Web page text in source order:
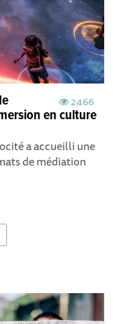
2466
en culture
a accueilli une
de médiation